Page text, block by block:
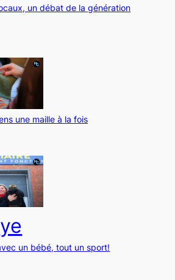
un débat de la génération
une maille à la fois
un bébé, tout un sport!